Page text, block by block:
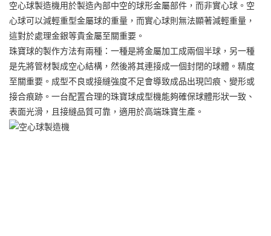
空心球製造機用於製造內部中空的球形金屬部件，而非實心球。空
心球可以減輕重型金屬球的重量，而實心球則無法顯著減輕重量，
這對於處理金銀等貴金屬至關重要。
珠寶球的製作方法有兩種：一種是將金屬加工成兩個半球，另一種
是先將管材製成空心結構，然後將其連接成一個封閉的球體。精度
至關重要。成型不良或接縫強度不足會導致成品出現凹痕、變形或
接合痕跡。一台配置合理的珠寶球成型機能夠確保球體形狀一致、
表面光滑，且接縫品質可靠，適用於高端珠寶生產。